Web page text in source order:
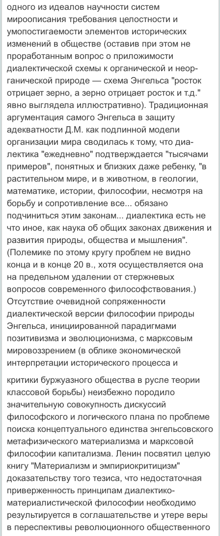
одного из идеалов научности систем
мироописания требования целостности и
умопостигаемости элементов исторических
изменений в обществе (оставив при этом не
проработанным вопрос о прило­жимости
диалектической схемы к органической и неор­
ганической природе — схема Энгельса "росток
отрица­ет зерно, а зерно отрицает росток и т.д."
явно выгляде­ла иллюстративно). Традиционная
аргументация само­го Энгельса в защиту
адекватности Д.М. как подлинной модели
организации мира сводилась к тому, что диа­
лектика "ежедневно" подтверждается "тысячами
при­меров", понятных и близких даже ребенку, "в
расти­тельном мире, и в животном, в геологии,
математике, истории, философии, несмотря на
борьбу и сопротивле­ние все... обязано
подчиниться этим законам... диалек­тика есть не
что иное, как наука об общих законах дви­жения и
развития природы, общества и мышления".
(Полемике по этому кругу проблем не видно
конца и в конце 20 в., хотя осуществляется она
на предельном удалении от стержневых
вопросов современного фило­софствования.)
Отсутствие очевидной сопряженности
диалектической версии философии природы
Энгельса, инициированной парадигмами
позитивизма и эволюци­онизма, с марксовым
мировоззрением (в облике эконо­мической
интерпретации исторического процесса и
критики буржуазного общества в русле теории
классо­вой борьбы) неизбежно породило
значительную сово­купность дискуссий
философского и логического плана по проблеме
поиска концептуального единства энгельсовского
метафизического материализма и марксовой
философии капитализма. Ленин посвятил целую
книгу "Материализм и эмпириокритицизм"
доказательству того тезиса, что недостаточная
приверженность прин­ципам диалектико-
материалистической философии необходимо
результируется в соглашательстве и утере веры
в переспективы революционного общественного